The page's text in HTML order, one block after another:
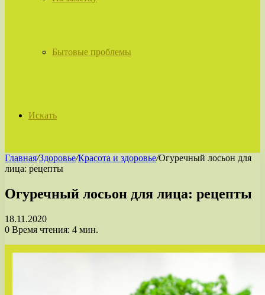
Бытовые проблемы
Искать
Главная/Здоровье/Красота и здоровье/Огуречный лосьон для
лица: рецепты
Огуречный лосьон для лица: рецепты
18.11.2020
0 Время чтения: 4 мин.